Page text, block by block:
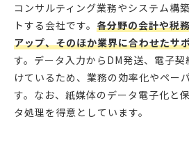
コンサルティング業務やシステム構
トする会社です。 各分野の会計や税
アップ、そのほか業界に合わせたサ
す。データ入力からDM発送、電子
けているため、業務の効率化やペー
す。なお、紙媒体のデータ電子化と
タ処理を得意としています。